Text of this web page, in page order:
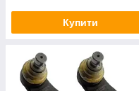
Купити